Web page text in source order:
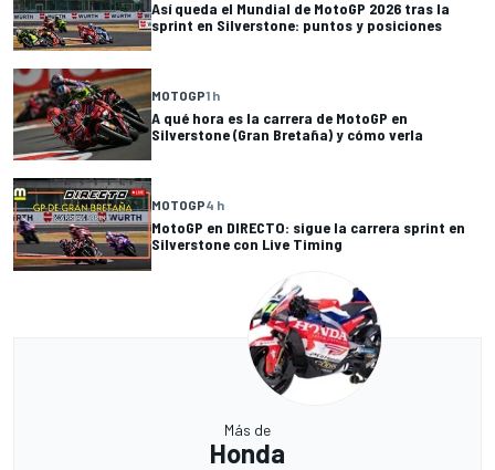
Así queda el Mundial de MotoGP 2026 tras la
sprint en Silverstone: puntos y posiciones
MOTOGP1 h
A qué hora es la carrera de MotoGP en
Silverstone (Gran Bretaña) y cómo verla
MOTOGP4 h
MotoGP en DIRECTO: sigue la carrera sprint en
Silverstone con Live Timing
Más de
Honda